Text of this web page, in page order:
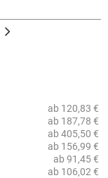
ab 120,83 €
ab 187,78 €
ab 405,50 €
ab 156,99 €
ab 91,45 €
ab 106,02 €